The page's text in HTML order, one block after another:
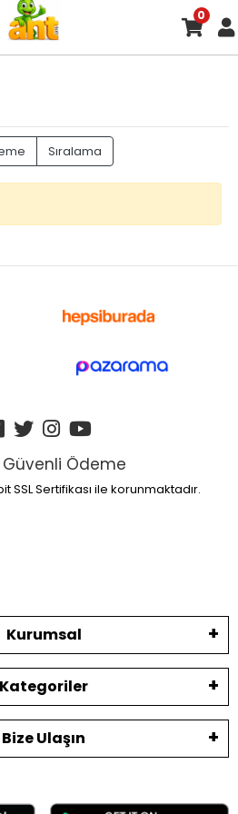
0
Sıralama
Güvenli Ödeme
SSL Sertifikası ile korunmaktadır.
Kurumsal
Kategoriler
Bize Ulaşın